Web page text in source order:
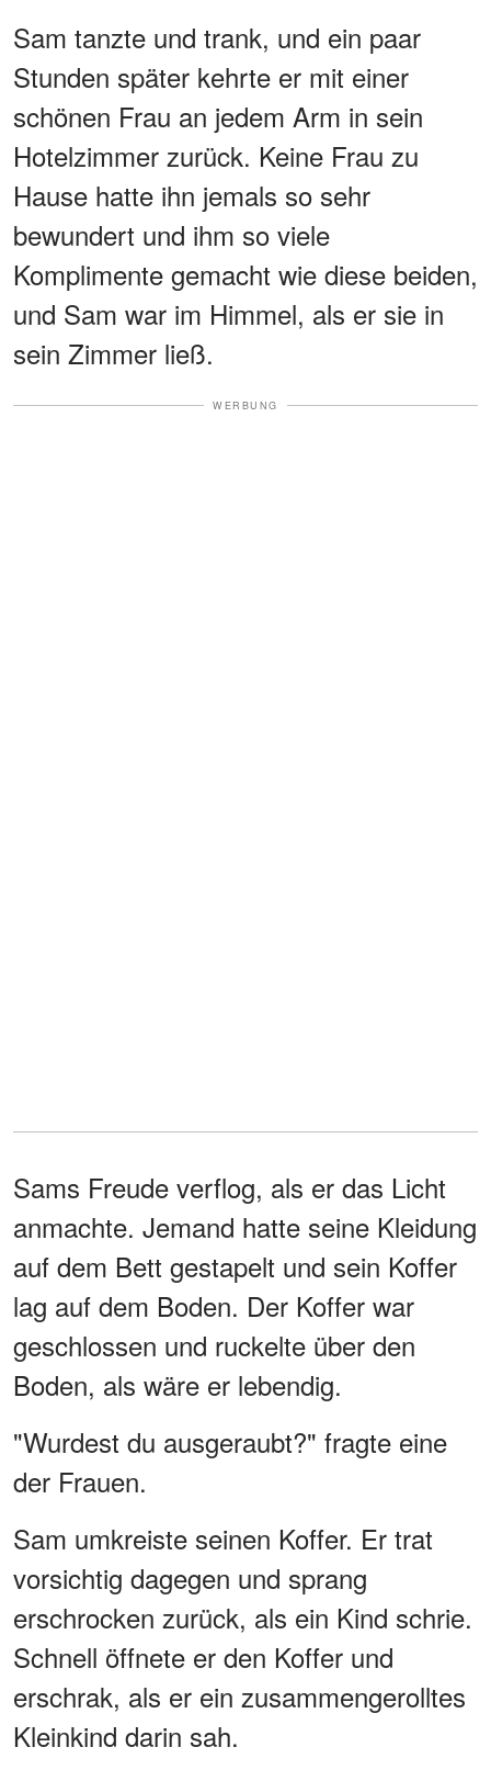
Sam tanzte und trank, und ein paar
Stunden später kehrte er mit einer
schönen Frau an jedem Arm in sein
Hotelzimmer zurück. Keine Frau zu
Hause hatte ihn jemals so sehr
bewundert und ihm so viele
Komplimente gemacht wie diese beiden,
und Sam war im Himmel, als er sie in
sein Zimmer ließ.
WERBUNG
Sams Freude verflog, als er das Licht
anmachte. Jemand hatte seine Kleidung
auf dem Bett gestapelt und sein Koffer
lag auf dem Boden. Der Koffer war
geschlossen und ruckelte über den
Boden, als wäre er lebendig.
"Wurdest du ausgeraubt?" fragte eine
der Frauen.
Sam umkreiste seinen Koffer. Er trat
vorsichtig dagegen und sprang
erschrocken zurück, als ein Kind schrie.
Schnell öffnete er den Koffer und
erschrak, als er ein zusammengerolltes
Kleinkind darin sah.